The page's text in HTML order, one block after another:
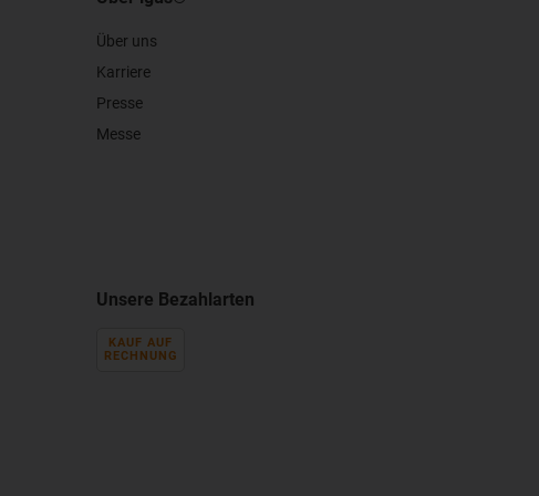
Über uns
Karriere
Presse
Messe
Unsere Bezahlarten
KAUF AUF
RECHNUNG